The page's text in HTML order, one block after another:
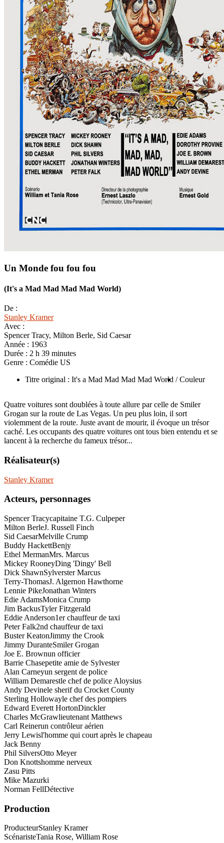
Un Monde fou fou fou
(It's a Mad Mad Mad Mad World)
De :
Stanley Kramer
Avec :
Spencer Tracy, Milton Berle, Sid Caesar
Année : 1963
Durée : 2 h 39 minutes
Genre : Comédie US
Titre original : It's a Mad Mad Mad Mad World / Couleur
Quatre voitures sont doublées à toute allure par celle de Smiler
Grogan sur la route de Las Vegas. Un peu plus loin, il sort
violemment de la route. Juste avant de mourir, il évoque un trésor
caché. Les occupants des quatre voitures ont tous bien entendu et se
lancent à la recherche du fameux trésor...
Réalisateur(s)
Stanley Kramer
Acteurs, personnages
Spencer Tracycapitaine T.G. Culpeper
Milton BerleJ. Russell Finch
Sid CaesarMelville Crump
Buddy HackettBenjy
Ethel MermanMrs. Marcus
Mickey RooneyDing 'Dingy' Bell
Dick ShawnSylverster Marcus
Terry-ThomasJ. Algernon Hawthorne
Lennie PikeJonathan Winters
Edie AdamsMonica Crump
Jim BackusTyler Fitzgerald
Eddie Anderson1er chauffeur de taxi
Peter Falk2nd chauffeur de taxi
Buster KeatonJimmy the Crook
Jimmy DuranteSmiler Grogan
Joe E. Brownun officier
Barrie Chasepetite amie de Sylvester
Alan Carneyun sergent de police
William Demarestle chef de police Aloysius
Andy Devinele sherif du Crocket County
Sterling Hollowayle chef des pompiers
Edward Everett HortonDinckler
Charles McGrawlieutenant Matthews
Carl Reinerun contrôleur aérien
Jerry Lewisl'homme qui court après le chapeau
Jack Benny
Phil SilversOtto Meyer
Don Knottshomme nerveux
Zasu Pitts
Mike Mazurki
Norman FellDétective
Production
ProducteurStanley Kramer
ScénaristeTania Rose, William Rose